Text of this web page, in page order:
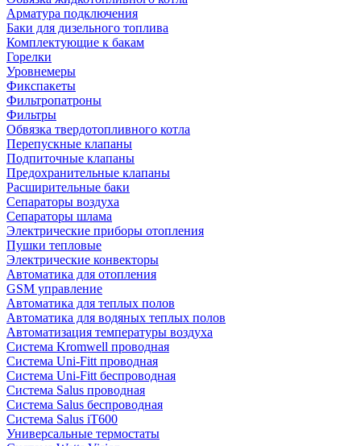
Арматура подключения
Баки для дизельного топлива
Комплектующие к бакам
Горелки
Уровнемеры
Фикспакеты
Фильтропатроны
Фильтры
Обвязка твердотопливного котла
Перепускные клапаны
Подпиточные клапаны
Предохранительные клапаны
Расширительные баки
Сепараторы воздуха
Сепараторы шлама
Электрические приборы отопления
Пушки тепловые
Электрические конвекторы
Автоматика для отопления
GSM управление
Автоматика для теплых полов
Автоматика для водяных теплых полов
Автоматизация температуры воздуха
Система Kromwell проводная
Система Uni-Fitt проводная
Система Uni-Fitt беспроводная
Система Salus проводная
Система Salus беспроводная
Система Salus iT600
Универсальные термостаты